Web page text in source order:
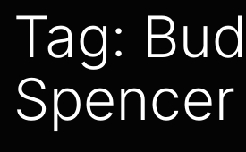
Tag: Bud
Spencer